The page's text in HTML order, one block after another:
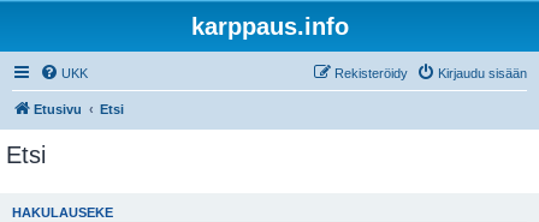
karppaus.info
UKK Kirjaudu sisään
Rekisteröidy
Etusivu Etsi
Etsi
HAKULAUSEKE